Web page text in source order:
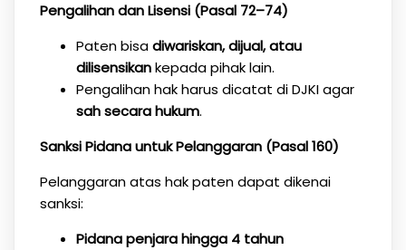
Pengalihan dan Lisensi (Pasal 72–74)
Paten bisadiwariskan, dijual, atau
dilisensikankepada pihak lain.
Pengalihan hak harus dicatat di DJKI agar
sah secara hukum.
Sanksi Pidana untuk Pelanggaran (Pasal 160)
Pelanggaran atas hak paten dapat dikenai
sanksi:
Pidana penjara hingga 4 tahun